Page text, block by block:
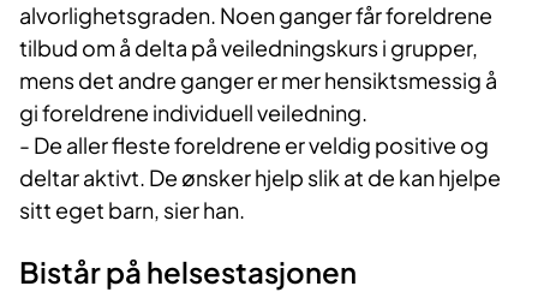
alvorlighetsgraden. Noen ganger får foreldrene
tilbud om å delta på veiledningskurs i grupper,
mens det andre ganger er mer hensiktsmessig å
gi foreldrene individuell veiledning.
- De aller fleste foreldrene er veldig positive og
deltar aktivt. De ønsker hjelp slik at de kan hjelpe
sitt eget barn, sier han.
Bistår på helsestasjonen